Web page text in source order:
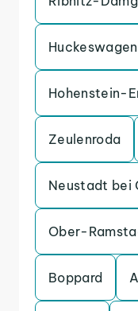
Huckeswagen
Hohenstein-
Zeulenroda
Neustadt bei
Ober-
Boppard